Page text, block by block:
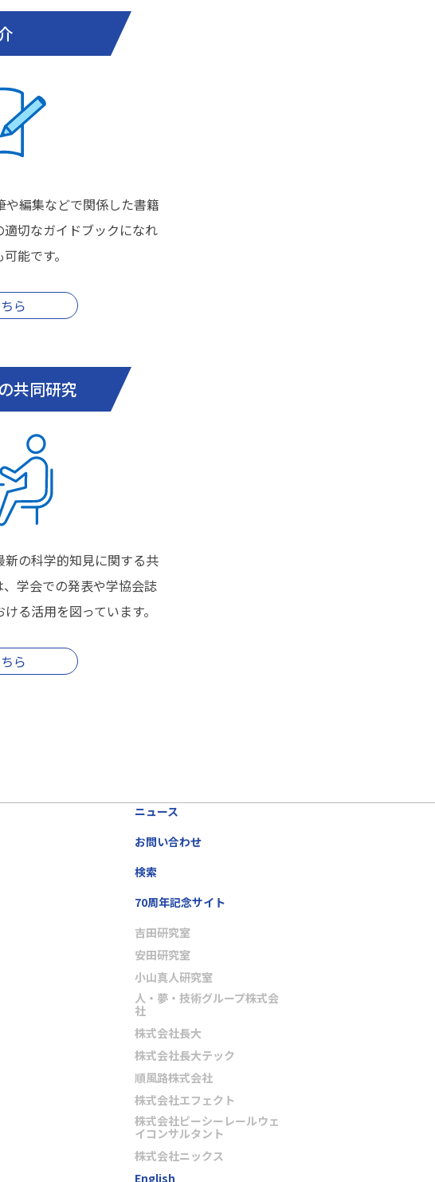
編集などで関係した書籍
切なガイドブックになれ
能です。
ら
共同研究
の科学的知見に関する共
学会での発表や学協会誌
る活用を図っています。
ら
ニュース
お問い合わせ
検索
70周年記念サイト
吉田研究室
安田研究室
小山真人研究室
人・夢・技術グループ株式会
社
株式会社長大
株式会社長大テック
順風路株式会社
株式会社エフェクト
株式会社ピーシーレールウェ
イコンサルタント
株式会社ニックス
English